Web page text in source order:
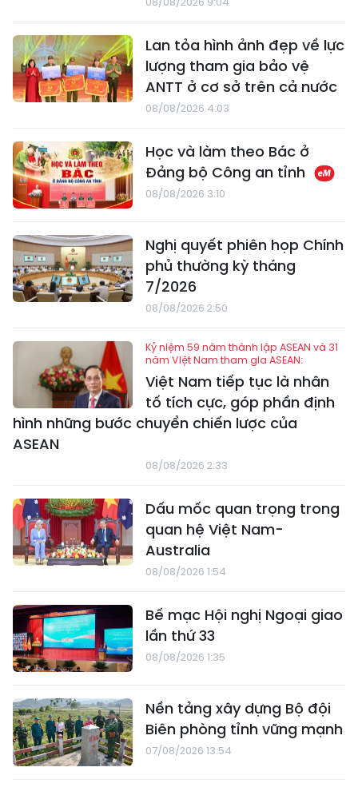
Lan tỏa hình ảnh đẹp về lực
lượng tham gia bảo vệ
ANTT ở cơ sở trên cả nước
08/08/2026 4:03
Học và làm theo Bác ở
Đảng bộ Công an tỉnh
08/08/2026 3:10
Nghị quyết phiên họp Chính
phủ thường kỳ tháng
7/2026
08/08/2026 2:50
Kỷ niệm 59 năm thành lập ASEAN và 31
năm Việt Nam tham gia ASEAN:
Việt Nam tiếp tục là nhân
tố tích cực, góp phần định
hình những bước chuyển chiến lược của
ASEAN
08/08/2026 2:33
Dấu mốc quan trọng trong
quan hệ Việt Nam-
Australia
08/08/2026 1:54
Bế mạc Hội nghị Ngoại giao
lần thứ 33
08/08/2026 1:35
Nền tảng xây dựng Bộ đội
Biên phòng tỉnh vững mạnh
07/08/2026 13:54